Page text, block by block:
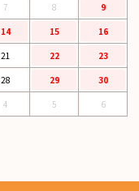
7 8
9
14 15
16
21 22
23
28 29
30
4 5 6